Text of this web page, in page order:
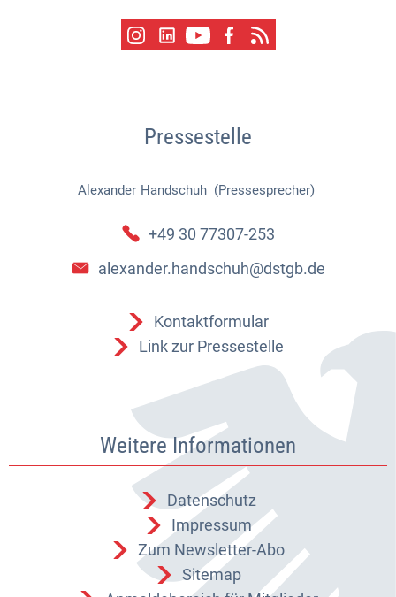
Pressestelle
Alexander Handschuh (Pressesprecher)
Alexander Handschuh
+49 30 77307-253
alexander.handschuh@dstgb.de
Kontaktformular
Link zur Pressestelle
Weitere Informationen
Datenschutz
Impressum
Zum Newsletter-Abo
Sitemap